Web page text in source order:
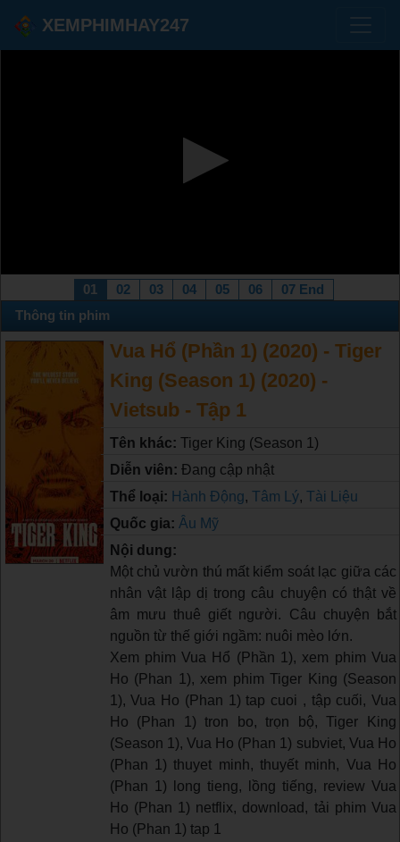
XEMPHIMHAY247
01 02 03 04 05 06
07 End
Thông tin phim
Vua Hổ (Phần 1) (2020) - Tiger
King (Season 1) (2020) -
Vietsub - Tập 1
Tên khác: Tiger King (Season 1)
Diễn viên: Đang cập nhật
Thể loại: Hành Động, Tâm Lý, Tài Liệu
Quốc gia: Âu Mỹ
Nội dung:
Một chủ vườn thú mất kiểm soát lạc giữa các
nhân vật lập dị trong câu chuyện có thật về
âm mưu thuê giết người. Câu chuyện bắt
nguồn từ thế giới ngầm: nuôi mèo lớn.
Xem phim Vua Hổ (Phần 1), xem phim Vua
Ho (Phan 1), xem phim Tiger King (Season
1), Vua Ho (Phan 1) tap cuoi , tập cuối, Vua
Ho (Phan 1) tron bo, trọn bộ, Tiger King
(Season 1), Vua Ho (Phan 1) subviet, Vua Ho
(Phan 1) thuyet minh, thuyết minh, Vua Ho
(Phan 1) long tieng, lồng tiếng, review Vua
Ho (Phan 1) netflix, download, tải phim Vua
Ho (Phan 1) tap 1